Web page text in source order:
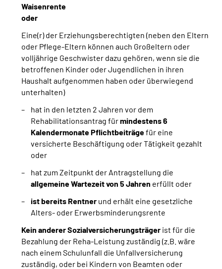
Waisenrente
oder
Eine(r) der Erziehungsberechtigten (neben den Eltern
oder Pflege-Eltern können auch Großeltern oder
volljährige Geschwister dazu gehören, wenn sie die
betroffenen Kinder oder Jugendlichen in ihren
Haushalt aufgenommen haben oder überwiegend
unterhalten)
hat in den letzten 2 Jahren vor dem
Rehabilitationsantrag fürmindestens 6
Kalendermonate Pflichtbeiträgefür eine
versicherte Beschäftigung oder Tätigkeit gezahlt
oder
hat zum Zeitpunkt der Antragstellung die
allgemeine Wartezeit von 5 Jahren erfüllt oder
ist bereits Rentner und erhält eine gesetzliche
Alters- oder Erwerbsminderungsrente
Kein anderer Sozialversicherungsträger ist für die
Bezahlung der Reha-Leistung zuständig (z.B. wäre
nach einem Schulunfall die Unfallversicherung
zuständig, oder bei Kindern von Beamten oder